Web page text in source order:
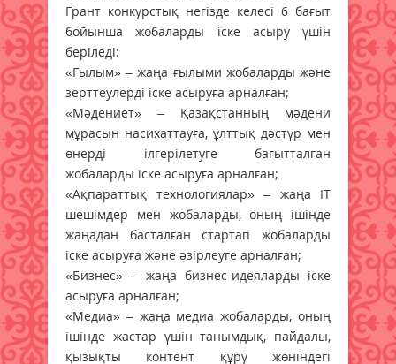
Грант конкурстық негізде келесі 6 бағыт
бойынша жобаларды іске асыру үшін
беріледі:
«Ғылым» – жаңа ғылыми жобаларды және
зерттеулерді іске асыруға арналған;
«Мәдениет» – Қазақстанның мәдени
мұрасын насихаттауға, ұлттық дәстүр мен
өнерді ілгерілетуге бағытталған
жобаларды іске асыруға арналған;
«Ақпараттық технологиялар» – жаңа IT
шешімдер мен жобаларды, оның ішінде
жаңадан басталған стартап жобаларды
іске асыруға және әзірлеуге арналған;
«Бизнес» – жаңа бизнес-идеяларды іске
асыруға арналған;
«Медиа» – жаңа медиа жобаларды, оның
ішінде жастар үшін танымдық, пайдалы,
қызықты контент құру жөніндегі